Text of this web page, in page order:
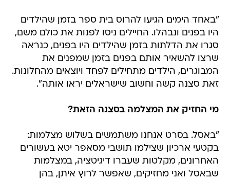
"באחד הימים הגיעו להרוס בית ספר בזמן שהילדים
היו בפנים ונבהלו. החיילים ניסו לפנות את כולם משם,
סגרו את הדלתות בזמן שהילדים היו בפנים, כנראה
שרצו להשאיר אותם בפנים בזמן שמפנים את
המבוגרים, הילדים מתחילים לפחד ויוצאים מהחלונות.
זאת סצנה קשה וחשוב שישראלים יראו אותה".
מי החזיק את המצלמה בסצנה הזאת?
"באסל. בסרט אנחנו משתמשים בשלוש מצלמות:
בקטעי ארכיון שצילמו תושבי מסאפר יטא בעשורים
האחרונים, מקלטות שעברו דיגיטציה, במצלמות
שבאסל ואני מחזיקים, שאפשר לרוץ איתן, בהן